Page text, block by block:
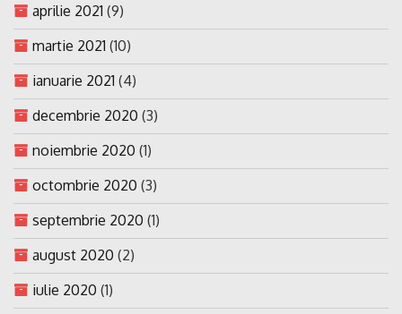
aprilie 2021 (9)
martie 2021 (10)
ianuarie 2021 (4)
decembrie 2020 (3)
noiembrie 2020 (1)
octombrie 2020 (3)
septembrie 2020 (1)
august 2020 (2)
iulie 2020 (1)